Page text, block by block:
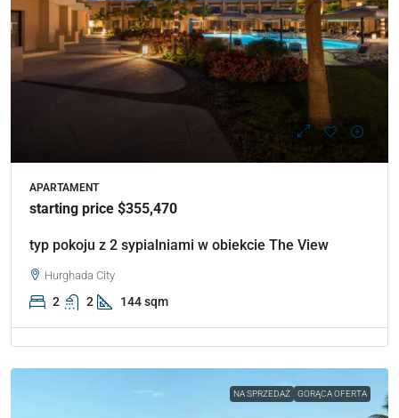
APARTAMENT
starting price $355,470
typ pokoju z 2 sypialniami w obiekcie The View
Hurghada City
2 2 144 sqm
NA SPRZEDAŻ GORĄCA OFERTA